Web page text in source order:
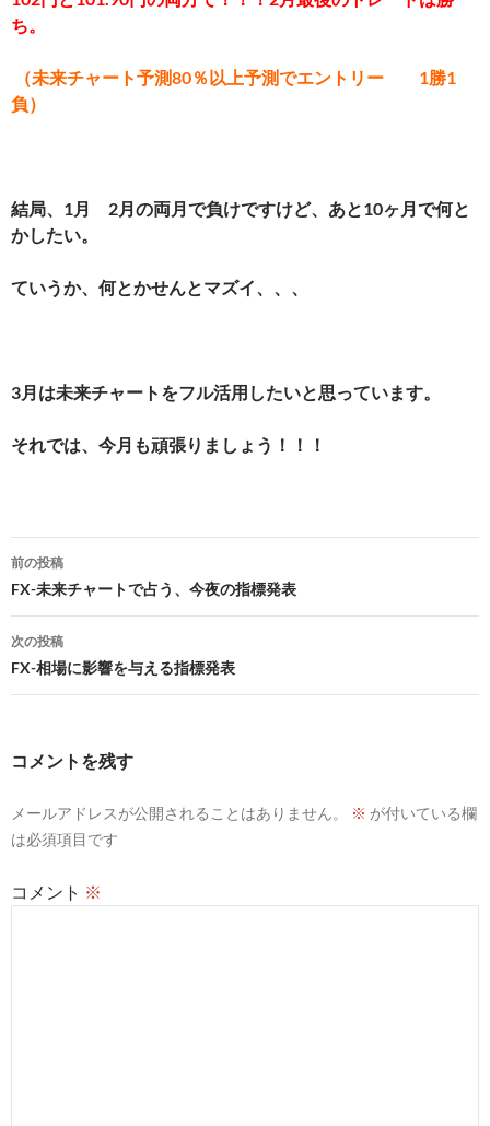
ち。
（未来チャート予測80％以上予測でエントリー 1勝1
負）
結局、1月 2月の両月で負けですけど、あと10ヶ月で何と
かしたい。
ていうか、何とかせんとマズイ、、、
3月は未来チャートをフル活用したいと思っています。
それでは、今月も頑張りましょう！！！
投
稿
ナ
ビ
ゲ
ョ
前の投稿
FX-未来チャートで占う、今夜の指標発表
次の投稿
FX-相場に影響を与える指標発表
コメントを残す
メールアドレスが公開されることはありません。 ※ が付いている欄
は必須項目です
コメント ※